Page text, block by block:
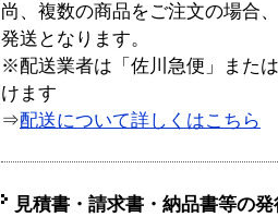
尚、複数の商品をご注文の場合
発送となります。
※配送業者は「佐川急便」また
けます
⇒配送について詳しくはこちら
見積書・請求書・納品書等の